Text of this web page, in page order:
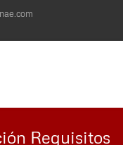
Requisitos